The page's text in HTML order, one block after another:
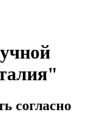
согласно